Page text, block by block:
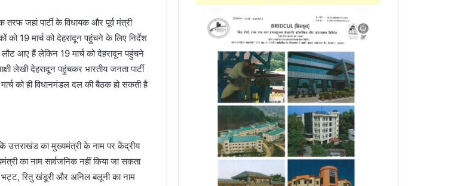
जहां पार्टी के विधायक और पूर्व मंत्री
19 मार्च को देहरादून पहुंचने के लिए निर्देश
लौट आए हैं लेकिन 19 मार्च को देहरादून पहुंचने
लेखी देहरादून पहुंचकर भारतीय जनता पार्टी
को ही विधानमंडल दल की बैठक हो सकती है
उत्तराखंड का मुख्यमंत्री के नाम पर केंद्रीय
का नाम सार्वजनिक नहीं किया जा सकता
भट्ट, रितु खंडूरी और अनिल बलूनी का नाम